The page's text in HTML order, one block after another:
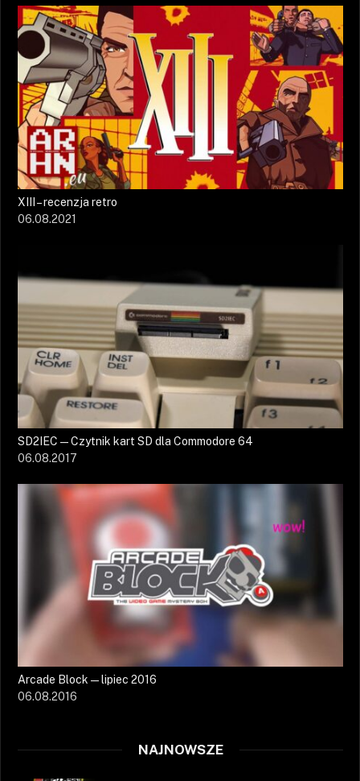
XIII – recenzja retro
06.08.2021
SD2IEC — Czytnik kart SD dla Commodore 64
06.08.2017
Arcade Block — lipiec 2016
06.08.2016
NAJNOWSZE